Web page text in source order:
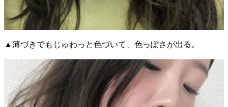
▲薄づきでもじゅわっと色づいて、色っぽさが出る。